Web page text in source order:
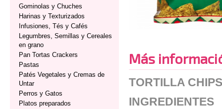
Gominolas y Chuches
Harinas y Texturizados
Infusiones, Tés y Cafés
Legumbres, Semillas y Cereales
en grano
Pan Tortas Crackers
Pastas
Patés Vegetales y Cremas de
Untar
Perros y Gatos
Platos preparados
Más
TORTILLA
INGREDIENTES